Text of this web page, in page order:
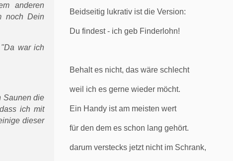
anderen
noch Dein
war ich
Saunen die
ich mit
dieser
Beidseitig lukrativ ist die Version:
Du findest - ich geb Finderlohn!
Behalt es nicht, das wäre schlecht
weil ich es gerne wieder möcht.
Ein Handy ist am meisten wert
für den dem es schon lang gehört.
darum verstecks jetzt nicht im Schrank,